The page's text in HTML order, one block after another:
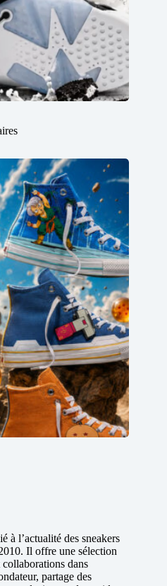
à l’actualité des sneakers
Il offre une sélection
collaborations dans
partage des